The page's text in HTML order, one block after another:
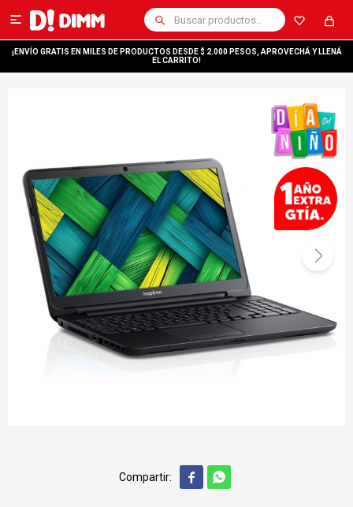

¡ENVÍO GRATIS EN MILES DE PRODUCTOS DESDE $ 2.000 PESOS, APROVECHÁ Y LLENÁ
EL CARRITO!
 